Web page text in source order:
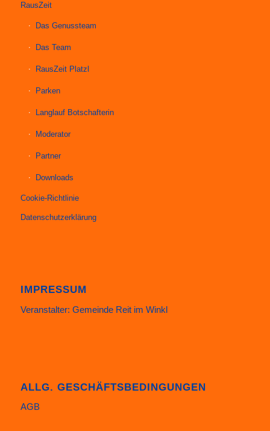
RausZeit
Das Genussteam
Das Team
RausZeit Platzl
Parken
Langlauf Botschafterin
Moderator
Partner
Downloads
Cookie-Richtlinie
Datenschutzerklärung
IMPRESSUM
Veranstalter: Gemeinde Reit im Winkl
ALLG. GESCHÄFTSBEDINGUNGEN
AGB